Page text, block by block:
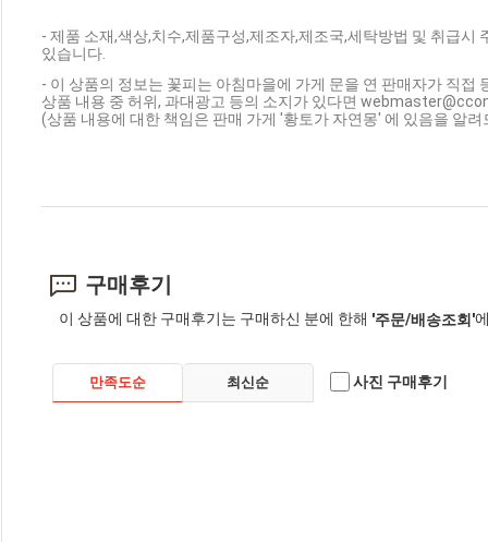
- 제품 소재,색상,치수,제품구성,제조자,제조국,세탁방법 및 취급
있습니다.
- 이 상품의 정보는 꽃피는 아침마을에 가게 문을 연 판매자가 직접
상품 내용 중 허위, 과대광고 등의 소지가 있다면
(상품 내용에 대한 책임은 판매 가게 '황토가 자연몽' 에 있음을 알려
구매후기
이 상품에 대한 구매후기는 구매하신 분에 한해 '주문/배송조회'
만족도순 최신순 사진 구매후기